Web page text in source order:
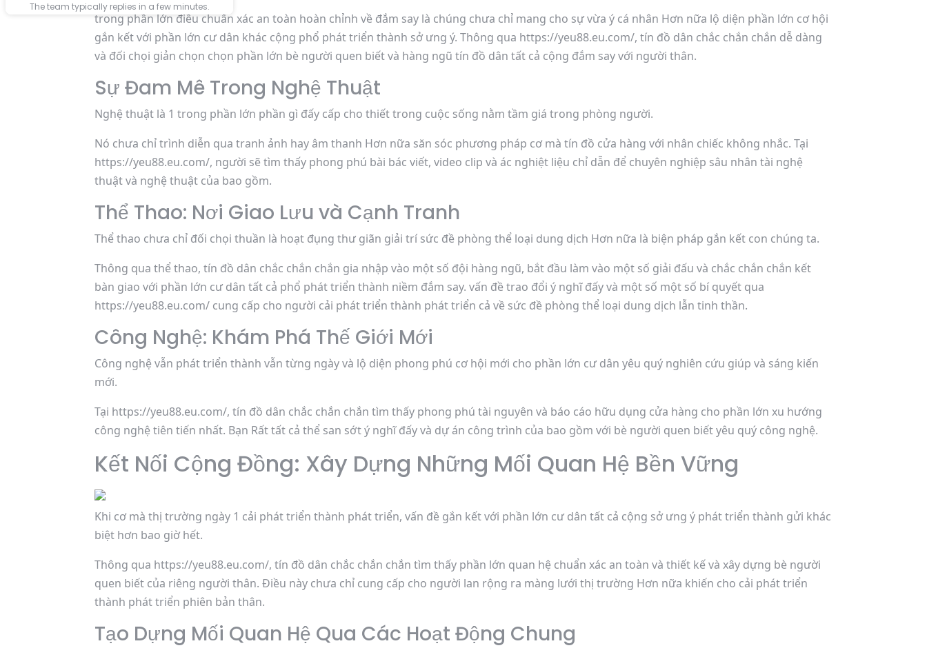
trong phần lớn điều chuẩn xác an toàn hoàn chỉnh về đắm say là chúng chưa chỉ mang cho sự vừa ý cá nhân Hơn nữa lộ diện phần lớn cơ hội
gắn kết với phần lớn cư dân khác cộng phổ phát triển thành sở ưng ý. Thông qua https://yeu88.eu.com/, tín đồ dân chắc chắn chắn dễ dàng
và đối chọi giản chọn chọn phần lớn bè người quen biết và hàng ngũ tín đồ dân tất cả cộng đắm say với người thân.
Sự Đam Mê Trong Nghệ Thuật
Nghệ thuật là 1 trong phần lớn phần gì đấy cấp cho thiết trong cuộc sống nằm tầm giá trong phòng người.
Nó chưa chỉ trình diễn qua tranh ảnh hay âm thanh Hơn nữa săn sóc phương pháp cơ mà tín đồ cửa hàng với nhân chiếc không nhắc. Tại
https://yeu88.eu.com/, người sẽ tìm thấy phong phú bài bác viết, video clip và ác nghiệt liệu chỉ dẫn để chuyên nghiệp sâu nhân tài nghệ
thuật và nghệ thuật của bao gồm.
Thể Thao: Nơi Giao Lưu và Cạnh Tranh
Thể thao chưa chỉ đối chọi thuần là hoạt đụng thư giãn giải trí sức đề phòng thể loại dung dịch Hơn nữa là biện pháp gắn kết con chúng ta.
Thông qua thể thao, tín đồ dân chắc chắn chắn gia nhập vào một số đội hàng ngũ, bắt đầu làm vào một số giải đấu và chắc chắn chắn kết
bàn giao với phần lớn cư dân tất cả phổ phát triển thành niềm đắm say. vấn đề trao đổi ý nghĩ đấy và một số một số bí quyết qua
https://yeu88.eu.com/ cung cấp cho người cải phát triển thành phát triển cả về sức đề phòng thể loại dung dịch lẫn tinh thần.
Công Nghệ: Khám Phá Thế Giới Mới
Công nghệ vẫn phát triển thành vẫn từng ngày và lộ diện phong phú cơ hội mới cho phần lớn cư dân yêu quý nghiên cứu giúp và sáng kiến
mới.
Tại https://yeu88.eu.com/, tín đồ dân chắc chắn chắn tìm thấy phong phú tài nguyên và báo cáo hữu dụng cửa hàng cho phần lớn xu hướng
công nghệ tiên tiến nhất. Bạn Rất tất cả thể san sớt ý nghĩ đấy và dự án công trình của bao gồm với bè người quen biết yêu quý công nghệ.
Kết Nối Cộng Đồng: Xây Dựng Những Mối Quan Hệ Bền Vững
Khi cơ mà thị trường ngày 1 cải phát triển thành phát triển, vấn đề gắn kết với phần lớn cư dân tất cả cộng sở ưng ý phát triển thành gửi khác
biệt hơn bao giờ hết.
Thông qua https://yeu88.eu.com/, tín đồ dân chắc chắn chắn tìm thấy phần lớn quan hệ chuẩn xác an toàn và thiết kế và xây dựng bè người
quen biết của riêng người thân. Điều này chưa chỉ cung cấp cho người lan rộng ra màng lưới thị trường Hơn nữa khiến cho cải phát triển
thành phát triển phiên bản thân.
Tạo Dựng Mối Quan Hệ Qua Các Hoạt Động Chung
The team typically replies in a few minutes.